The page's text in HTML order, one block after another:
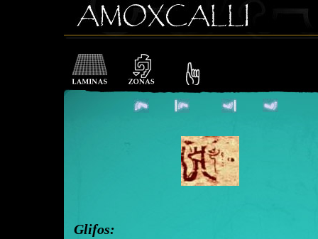
Glifos: